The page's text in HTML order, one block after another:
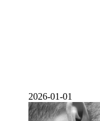
2026-01-01